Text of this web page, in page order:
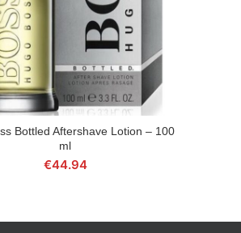
BESTEL NU
Bottled Aftershave Lotion – 100
ml
€44.94